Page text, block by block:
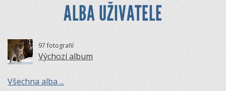
ALBA UŽIVATELE
97 fotografií
Výchozí album
Všechna alba ...